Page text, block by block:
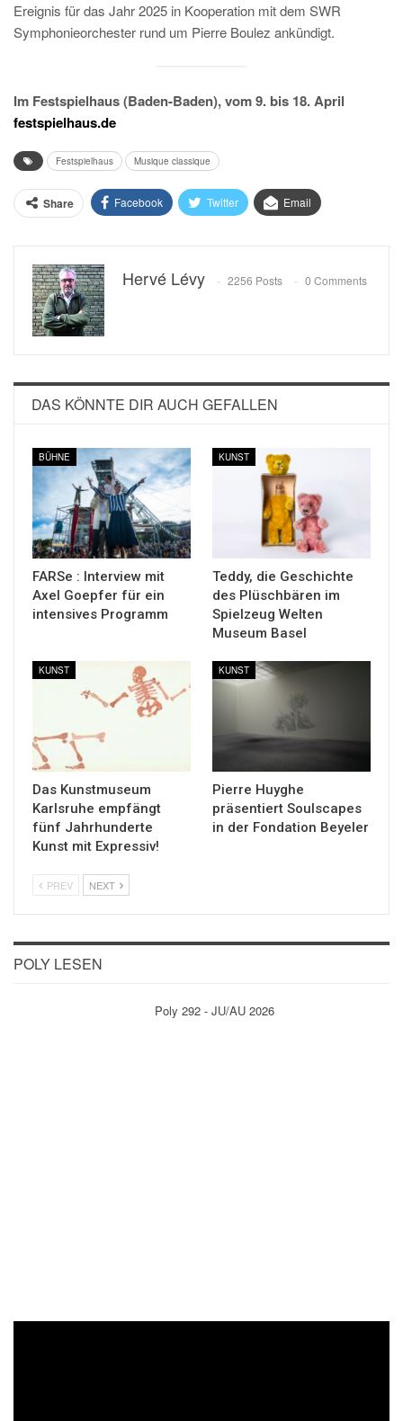
Ereignis für das Jahr 2025 in Kooperation mit dem SWR
Symphonieorchester rund um Pierre Boulez ankündigt.
Im Festspielhaus (Baden-Baden), vom 9. bis 18. April
festspielhaus.de
Festspielhaus Musique classique
Share Facebook Twitter Email
Hervé Lévy 2256 Posts 0 Comments
DAS KÖNNTE DIR AUCH GEFALLEN
BÜHNE
FARSe : Interview mit
Axel Goepfer für ein
intensives Programm
KUNST
Teddy, die Geschichte
des Plüschbären im
Spielzeug Welten
Museum Basel
KUNST
Das Kunstmuseum
Karlsruhe empfängt
fünf Jahrhunderte
Kunst mit Expressiv!
KUNST
Pierre Huyghe
präsentiert Soulscapes
in der Fondation Beyeler
PREV NEXT
POLY LESEN
Poly 292 - JU/AU 2026